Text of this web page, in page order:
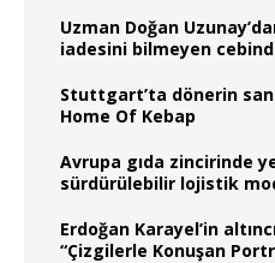
Uzman Doğan
iadesini bilmeyen
Stuttgart’ta dönerin
Home Of Kebap
Avrupa gıda zincirinde
sürdürülebilir lojistik
Erdoğan Karayel’in
“Çizgilerle Konuşan